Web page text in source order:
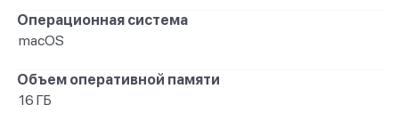
Операционная система
macOS
Объем оперативной памяти
16 ГБ